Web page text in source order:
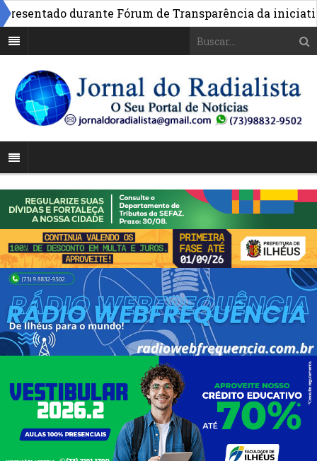
durante Fórum de Transparência da iniciativa